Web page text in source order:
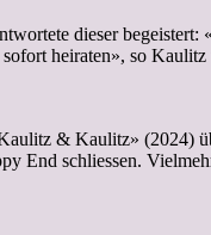
dieser begeistert:
heiraten», so Kaulitz
& Kaulitz» (2024)
End schliessen.